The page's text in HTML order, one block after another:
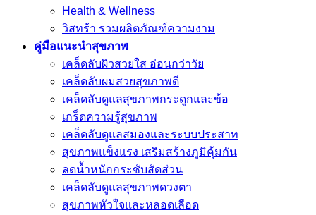
Health & Wellness
วิสทร้า รวมผลิตภัณฑ์ความงาม
คู่มือแนะนำสุขภาพ
เคล็ดลับผิวสวยใส อ่อนกว่าวัย
เคล็ดลับผมสวยสุขภาพดี
เคล็ดลับดูแลสุขภาพกระดูกและข้อ
เกร็ดความรู้สุขภาพ
เคล็ดลับดูแลสมองและระบบประสาท
สุขภาพแข็งแรง เสริมสร้างภูมิคุ้มกัน
ลดน้ำหนักกระชับสัดส่วน
เคล็ดลับดูแลสุขภาพดวงตา
สุขภาพหัวใจและหลอดเลือด